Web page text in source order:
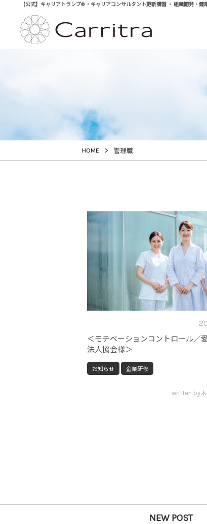
【公式】キャリアトランプ® ・キャリアコンサルタント更新講習 ・ 組織開発・
HOME > 管理職
＜モチベーションコントロール／
法人協会様＞
お知らせ 企業研修
written by
NEW POST